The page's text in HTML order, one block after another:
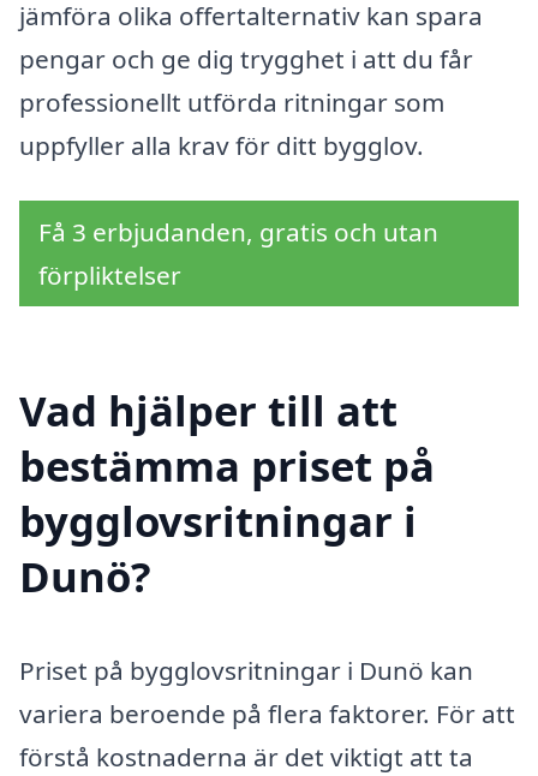
jämföra olika offertalternativ kan spara
pengar och ge dig trygghet i att du får
professionellt utförda ritningar som
uppfyller alla krav för ditt bygglov.
Få 3 erbjudanden, gratis och utan
förpliktelser
Vad hjälper till att
bestämma priset på
bygglovsritningar i
Dunö?
Priset på bygglovsritningar i Dunö kan
variera beroende på flera faktorer. För att
förstå kostnaderna är det viktigt att ta